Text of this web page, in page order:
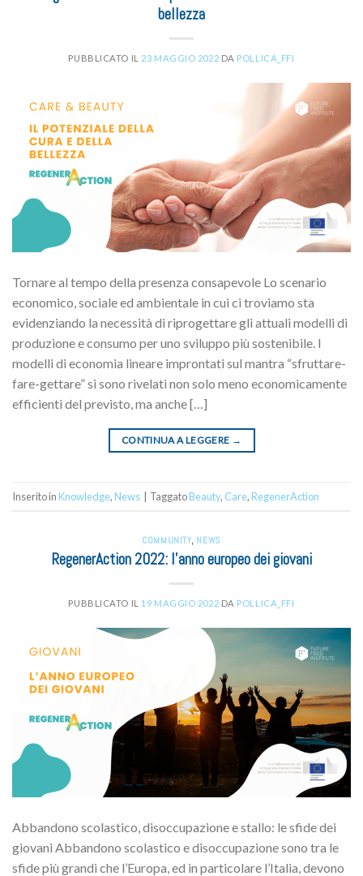
bellezza
PUBBLICATO IL 23 MAGGIO 2022 DA POLLICA_FFI
Tornare al tempo della presenza consapevole Lo scenario
economico, sociale ed ambientale in cui ci troviamo sta
evidenziando la necessità di riprogettare gli attuali modelli di
produzione e consumo per uno sviluppo più sostenibile. I
modelli di economia lineare improntati sul mantra “sfruttare-
fare-gettare” si sono rivelati non solo meno economicamente
efficienti del previsto, ma anche […]
CONTINUA A LEGGERE →
Inserito in Knowledge, News | TaggatoBeauty, Care, RegenerAction
COMMUNITY, NEWS
RegenerAction 2022: l’anno europeo dei giovani
PUBBLICATO IL 19 MAGGIO 2022 DA POLLICA_FFI
Abbandono scolastico, disoccupazione e stallo: le sfide dei
giovani Abbandono scolastico e disoccupazione sono tra le
sfide più grandi che l’Europa, ed in particolare l’Italia, devono